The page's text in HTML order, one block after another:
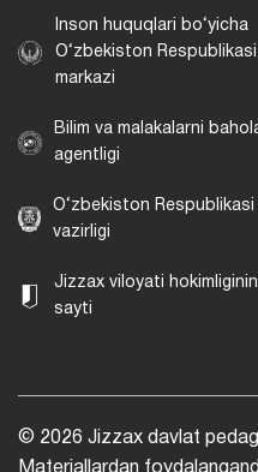
Inson huquqlari bo‘yicha
O‘zbekiston
markazi
Bilim va malakalarni
agentligi
O‘zbekiston Respublikasi
vazirligi
Jizzax viloyati
sayti
© 2026 Jizzax davlat
Materiallardan